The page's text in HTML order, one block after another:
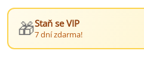
🎁Staň se VIP
7 dní zdarma!